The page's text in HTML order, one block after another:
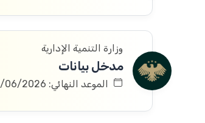
وزارة التنمية الإدارية
مدخل بيانات
الموعد النهائي: 08/06/2026